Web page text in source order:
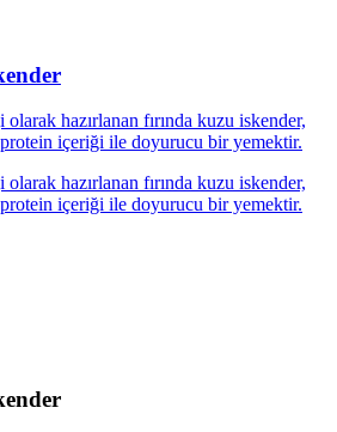
olarak hazırlanan fırında kuzu iskender,
içeriği ile doyurucu bir yemektir.
olarak hazırlanan fırında kuzu iskender,
içeriği ile doyurucu bir yemektir.